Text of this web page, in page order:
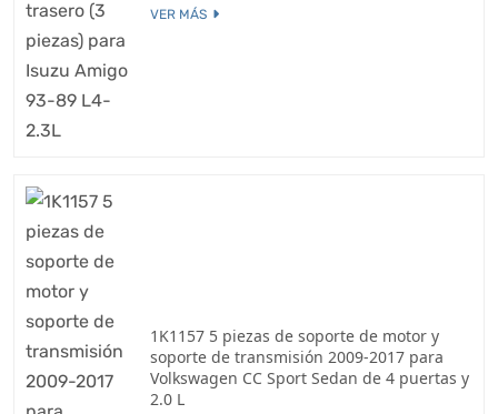
VER MÁS
1K1157 5 piezas de soporte de motor y
soporte de transmisión 2009-2017 para
Volkswagen CC Sport Sedan de 4 puertas y
2.0 L